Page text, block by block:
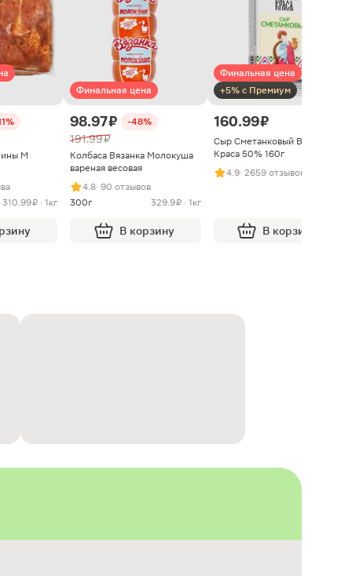
М
310.99 ₽ · 1кг
Финальная цена
98.97 ₽ -48%
191.99 ₽
Колбаса Вязанка Молокуша
вареная весовая
4.8· 90 отзывов
300г
329.9 ₽ · 1кг
В корзину
Финальная цена
+5% с Премиум
160.99 ₽
Сыр Сметанковый Варвара
Краса 50% 160г
4.9· 2659 отзывов
В корзину